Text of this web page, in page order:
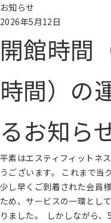
お知らせ
2026年5月12日
開館時間
時間）の
るお知ら
平素はエスティフィットネ
うございます。 これまで当
少し早くご到着された会員
ため、サービスの一環とし
りました。 しかしながら